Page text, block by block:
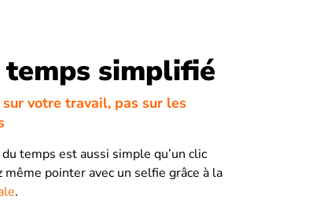
simplifié
votre travail, pas sur les
temps est aussi simple qu’un clic
même pointer avec un selfie grâce à la
.